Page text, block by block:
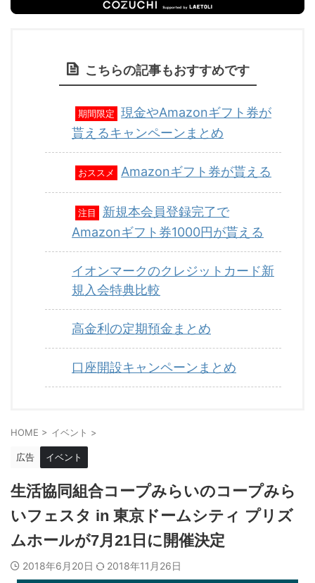
こちらの記事もおすすめです
期間限定
現金やAmazonギフト券が
貰えるキャンペーンまとめ
おススメ Amazonギフト券が貰える
注目
新規本会員登録完了で
Amazonギフト券1000円が貰える
イオンマークのクレジットカード新
規入会特典比較
高金利の定期預金まとめ
口座開設キャンペーンまとめ
HOME > イベント >
広告 イベント
生活協同組合コープみらいのコープみら
いフェスタ in 東京ドームシティ プリズ
ムホールが7月21日に開催決定
2018年6月20日 2018年11月26日